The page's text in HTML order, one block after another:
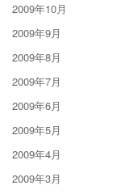
2009年10月
2009年9月
2009年8月
2009年7月
2009年6月
2009年5月
2009年4月
2009年3月